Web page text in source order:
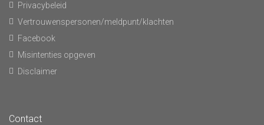
Privacybeleid
Vertrouwenspersonen/meldpunt/klachten
Facebook
Misintenties opgeven
Disclaimer
Contact